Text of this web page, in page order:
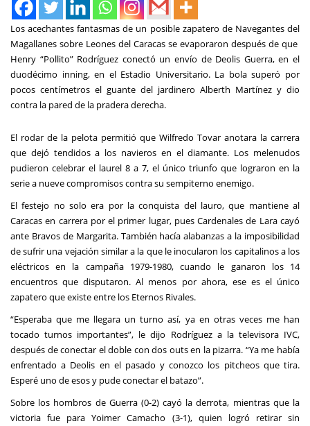
Los acechantes fantasmas de un posible zapatero de Navegantes del
Magallanes sobre Leones del Caracas se evaporaron después de que
Henry “Pollito” Rodríguez conectó un envío de Deolis Guerra, en el
duodécimo inning, en el Estadio Universitario. La bola superó por
pocos centímetros el guante del jardinero Alberth Martínez y dio
contra la pared de la pradera derecha.
El rodar de la pelota permitió que Wilfredo Tovar anotara la carrera
que dejó tendidos a los navieros en el diamante. Los melenudos
pudieron celebrar el laurel 8 a 7, el único triunfo que lograron en la
serie a nueve compromisos contra su sempiterno enemigo.
El festejo no solo era por la conquista del lauro, que mantiene al
Caracas en carrera por el primer lugar, pues Cardenales de Lara cayó
ante Bravos de Margarita. También hacía alabanzas a la imposibilidad
de sufrir una vejación similar a la que le inocularon los capitalinos a los
eléctricos en la campaña 1979-1980, cuando le ganaron los 14
encuentros que disputaron. Al menos por ahora, ese es el único
zapatero que existe entre los Eternos Rivales.
“Esperaba que me llegara un turno así, ya en otras veces me han
tocado turnos importantes”, le dijo Rodríguez a la televisora IVC,
después de conectar el doble con dos outs en la pizarra. “Ya me había
enfrentado a Deolis en el pasado y conozco los pitcheos que tira.
Esperé uno de esos y pude conectar el batazo”.
Sobre los hombros de Guerra (0-2) cayó la derrota, mientras que la
victoria fue para Yoimer Camacho (3-1), quien logró retirar sin